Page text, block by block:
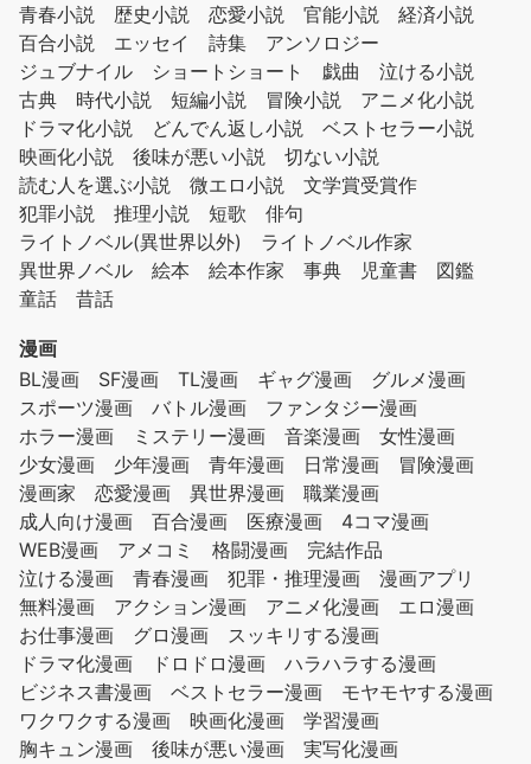
青春小説
歴史小説 恋愛小説 官能小説
経済小説
百合小説
エッセイ 詩集
アンソロジー
ジュブナイル
ショートショート 戯曲
泣ける小説
古典
時代小説 短編小説 冒険小説
アニメ化小説
ドラマ化小説
どんでん返し小説
ベストセラー小説
映画化小説
後味が悪い小説
切ない小説
読む人を選ぶ小説
微エロ小説
文学賞受賞作
犯罪小説
推理小説 短歌
俳句
ライトノベル(異世界以外)
ライトノベル作家
異世界ノベル
絵本 絵本作家 事典 児童書
図鑑
童話
昔話
漫画
BL漫画
SF漫画 TL漫画 ギャグ漫画
グルメ漫画
スポーツ漫画
バトル漫画
ファンタジー漫画
ホラー漫画
ミステリー漫画 音楽漫画
女性漫画
少女漫画
少年漫画 青年漫画 日常漫画
冒険漫画
漫画家
恋愛漫画 異世界漫画
職業漫画
成人向け漫画
百合漫画 医療漫画
4コマ漫画
WEB漫画
アメコミ 格闘漫画
完結作品
泣ける漫画
青春漫画 犯罪・推理漫画
漫画アプリ
無料漫画
アクション漫画 アニメ化漫画
エロ漫画
お仕事漫画
グロ漫画
スッキリする漫画
ドラマ化漫画
ドロドロ漫画
ハラハラする漫画
ビジネス書漫画
ベストセラー漫画
モヤモヤする漫画
ワクワクする漫画
映画化漫画
学習漫画
胸キュン漫画
後味が悪い漫画
実写化漫画